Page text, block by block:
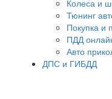
Колеса и
Тюнинг
Покупка и
ПДД
Авто
ДПС и ГИБДД